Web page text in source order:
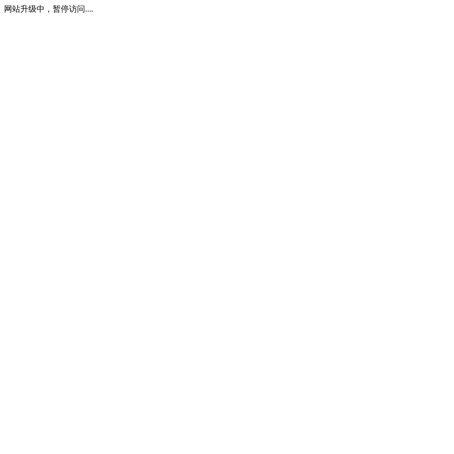
网站升级中，暂停访问....